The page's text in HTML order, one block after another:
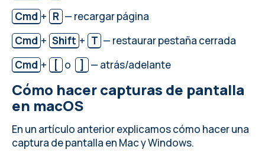
Cmd + R — recargar página
Cmd + Shift + T — restaurar pestaña cerrada
Cmd + [ o ] — atrás/adelante
Cómo hacer capturas de pantalla
en macOS
En un artículo anterior explicamoscómo hacer una
captura de pantalla en Mac y Windows.